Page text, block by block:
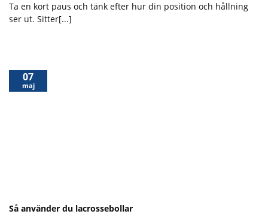
Ta en kort paus och tänk efter hur din position och hållning
ser ut. Sitter[...]
Så använder du lacrossebollar
07
maj